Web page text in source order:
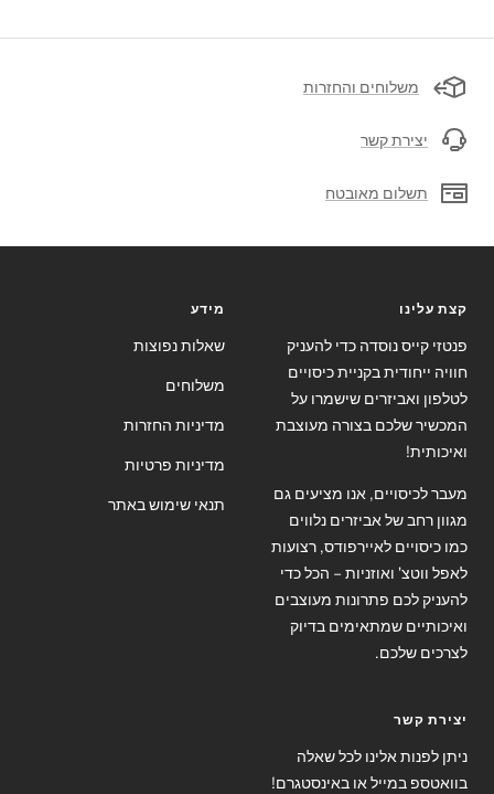
משלוחים והחזרות
יצירת קשר
תשלום מאובטח
קצת עלינו
פנטזי קייס נוסדה כדי להעניק
חוויה ייחודית בקניית כיסויים
לטלפון ואביזרים שישמרו על
המכשיר שלכם בצורה מעוצבת
ואיכותית!
מעבר לכיסויים, אנו מציעים גם
מגוון רחב של אביזרים נלווים
כמו כיסויים לאיירפודס, רצועות
לאפל ווטצ' ואוזניות – הכל כדי
להעניק לכם פתרונות מעוצבים
ואיכותיים שמתאימים בדיוק
לצרכים שלכם.
מידע
שאלות נפוצות
משלוחים
מדיניות החזרות
מדיניות פרטיות
תנאי שימוש באתר
יצירת קשר
ניתן לפנות אלינו לכל שאלה
בוואטספ במייל או באינסטגרם!